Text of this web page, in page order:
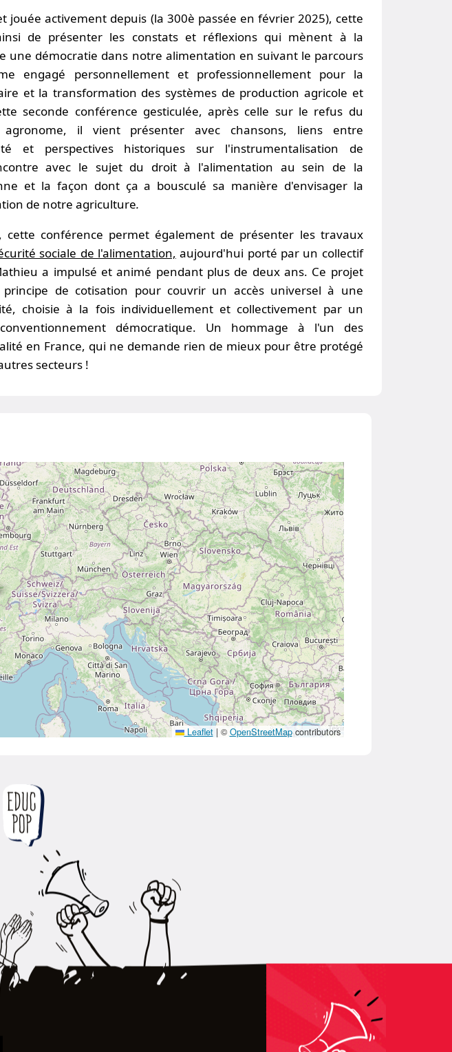
jouée activement depuis (la 300è passée en février 2025), cette
de présenter les constats et réflexions qui mènent à la
une démocratie dans notre alimentation en suivant le parcours
engagé personnellement et professionnellement pour la
et la transformation des systèmes de production agricole et
seconde conférence gesticulée, après celle sur le refus du
agronome, il vient présenter avec chansons, liens entre
et perspectives historiques sur l'instrumentalisation de
avec le sujet du droit à l'alimentation au sein de la
et la façon dont ça a bousculé sa manière d'envisager la
de notre agriculture.
cette conférence permet également de présenter les travaux
sociale de l'alimentation, aujourd'hui porté par un collectif
a impulsé et animé pendant plus de deux ans. Ce projet
de cotisation pour couvrir un accès universel à une
choisie à la fois individuellement et collectivement par un
démocratique. Un hommage à l'un des
en France, qui ne demande rien de mieux pour être protégé
secteurs !
Leaflet |© OpenStreetMapcontributors